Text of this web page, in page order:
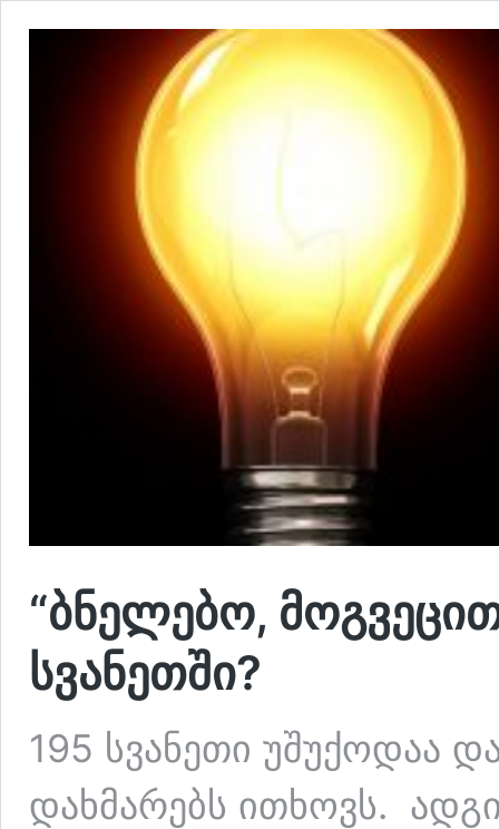
“ბნელებო,
სვანეთში?
195 სვანეთი უშუქოდაა
დახმარებს ითხოვს.